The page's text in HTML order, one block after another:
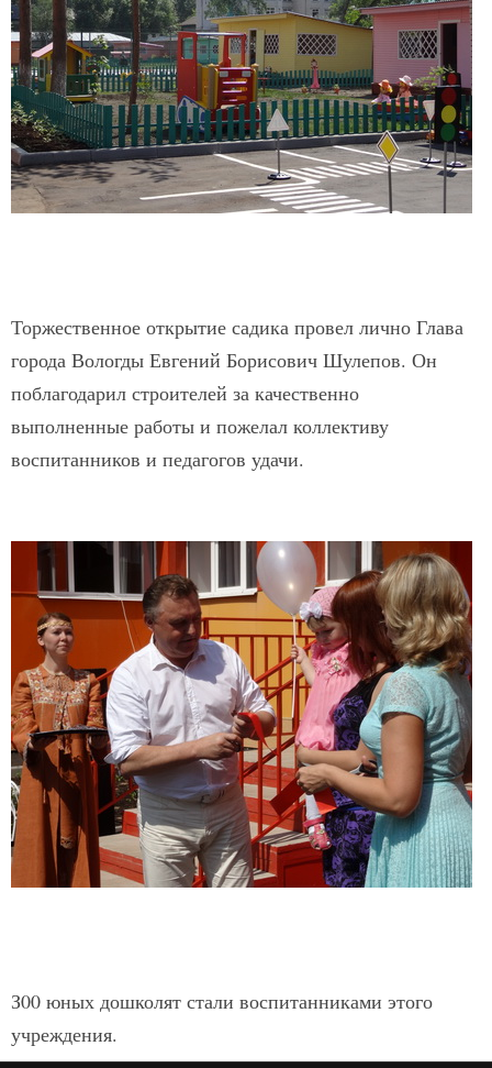
Торжественное открытие садика провел лично Глава
города Вологды Евгений Борисович Шулепов. Он
поблагодарил строителей за качественно
выполненные работы и пожелал коллективу
воспитанников и педагогов удачи.
З00 юных дошколят стали воспитанниками этого
учреждения.